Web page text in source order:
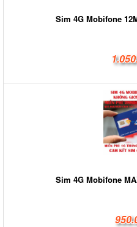
Sim 4G Mobifone
Sim 4G Mobifone